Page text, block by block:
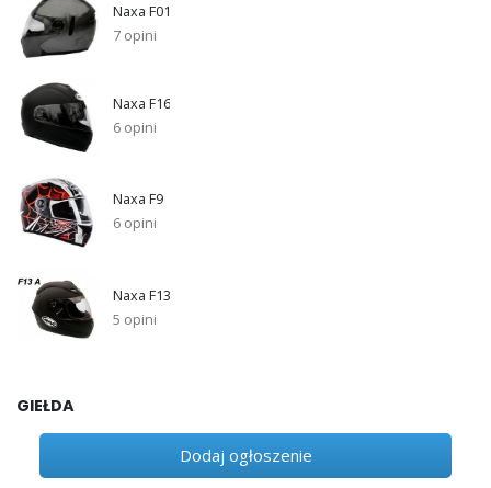
Naxa F01
7 opini
Naxa F16
6 opini
Naxa F9
6 opini
Naxa F13
5 opini
GIEŁDA
Dodaj ogłoszenie